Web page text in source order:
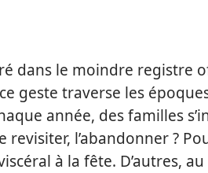
dans le moindre registre
geste traverse les
année, des familles
l’abandonner ?
à la fête. D’autres,